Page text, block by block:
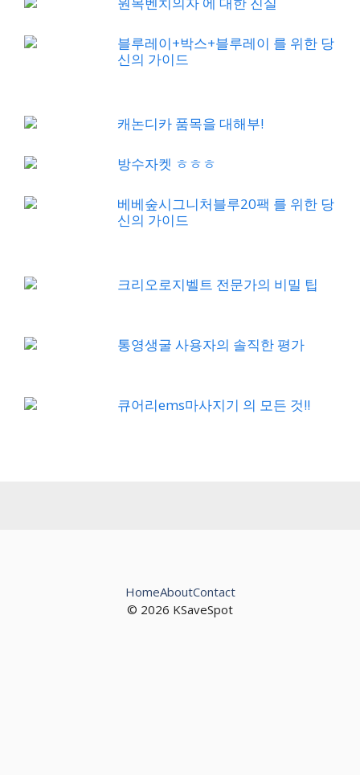
블루레이+박스+블루레이 를 위한 당
신의 가이드
캐논디카 품목을 대해부!
방수자켓 ㅎㅎㅎ
베베숲시그니처블루20팩 를 위한 당
신의 가이드
크리오로지벨트 전문가의 비밀 팁
통영생굴 사용자의 솔직한 평가
큐어리ems마사지기 의 모든 것!!
© 2026 KSaveSpot
HomeAboutContact